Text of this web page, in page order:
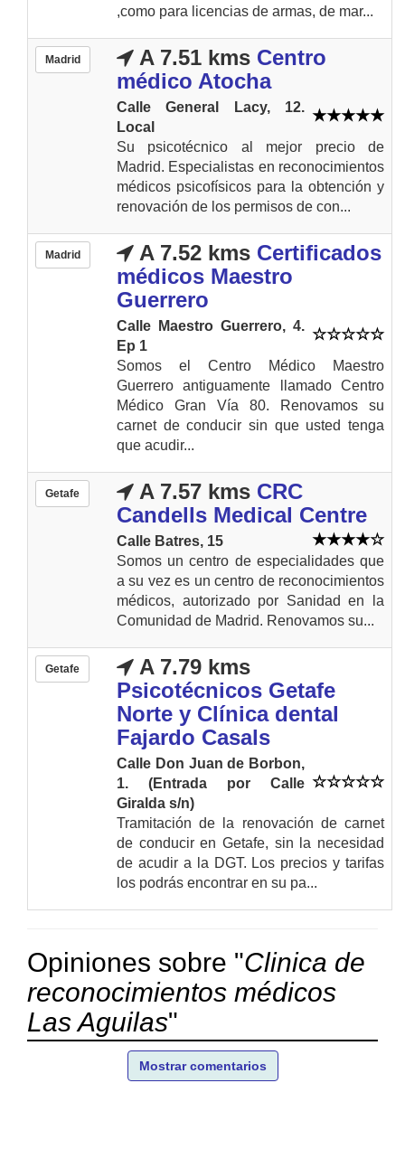
,como para licencias de armas, de mar...
Madrid A 7.51 kms Centro
médico Atocha
Calle General Lacy, 12.
Local
Su psicotécnico al mejor precio de
Madrid. Especialistas en reconocimientos
médicos psicofísicos para la obtención y
renovación de los permisos de con...
Madrid A 7.52 kms Certificados
médicos Maestro
Guerrero
Calle Maestro Guerrero, 4.
Ep 1
Somos el Centro Médico Maestro
Guerrero antiguamente llamado Centro
Médico Gran Vía 80. Renovamos su
carnet de conducir sin que usted tenga
que acudir...
Getafe A 7.57 kms CRC
Candells Medical Centre
Calle Batres, 15
Somos un centro de especialidades que
a su vez es un centro de reconocimientos
médicos, autorizado por Sanidad en la
Comunidad de Madrid. Renovamos su...
Getafe
A 7.79 kms
Psicotécnicos Getafe
Norte y Clínica dental
Fajardo Casals
Calle Don Juan de Borbon,
1. (Entrada por Calle
Giralda s/n)
Tramitación de la renovación de carnet
de conducir en Getafe, sin la necesidad
de acudir a la DGT. Los precios y tarifas
los podrás encontrar en su pa...
Opiniones sobre "Clinica de
reconocimientos médicos
Las Aguilas"
Mostrar comentarios